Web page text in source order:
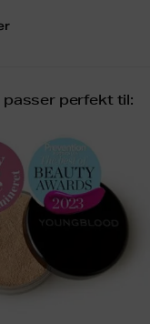
perfekt til: